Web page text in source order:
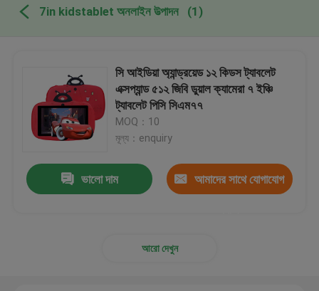
7in kidstablet অনলাইন উত্পাদন (1)
সি আইডিয়া অ্যান্ড্রয়েড ১২ কিডস ট্যাবলেট
এক্সপ্যান্ড ৫১২ জিবি ডুয়াল ক্যামেরা ৭ ইঞ্চি
ট্যাবলেট পিসি সিএম৭৭
MOQ：10
মূল্য：enquiry
ভালো দাম আমাদের সাথে যোগাযোগ
আরো দেখুন